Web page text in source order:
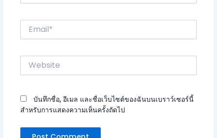
Website
บันทึกชื่อ, อีเมล และชื่อเว็บไซต์ของฉันบนเบราว์เซอร์นี้
สำหรับการแสดงความเห็นครั้งถัดไป